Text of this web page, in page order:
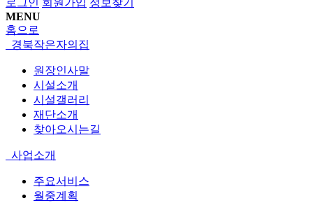
로그인 회원가입 정보찾기
MENU
홈으로
경북작은자의집
원장인사말
시설소개
시설갤러리
재단소개
찾아오시는길
사업소개
주요서비스
월중계획